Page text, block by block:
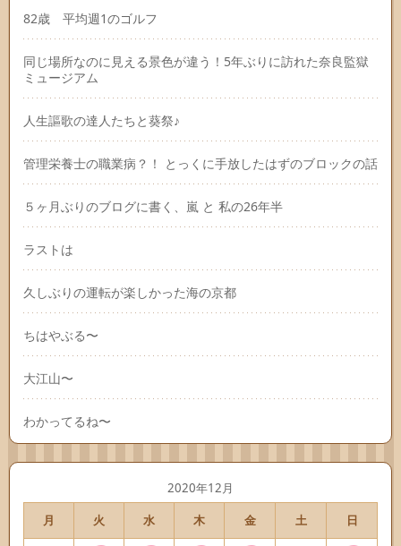
82歳 平均週1のゴルフ
同じ場所なのに見える景色が違う！5年ぶりに訪れた奈良監獄
ミュージアム
人生謳歌の達人たちと葵祭♪
管理栄養士の職業病？！ とっくに手放したはずのブロックの話
５ヶ月ぶりのブログに書く、嵐 と 私の26年半
ラストは
久しぶりの運転が楽しかった海の京都
ちはやぶる〜
大江山〜
わかってるね〜
2020年12月
月
火 水 木 金 土 日